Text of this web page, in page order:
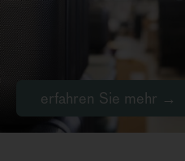
erfahren Sie mehr →